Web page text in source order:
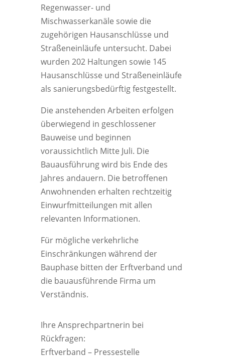
Regenwasser- und
Mischwasserkanäle sowie die
zugehörigen Hausanschlüsse und
Straßeneinläufe untersucht. Dabei
wurden 202 Haltungen sowie 145
Hausanschlüsse und Straßeneinläufe
als sanierungsbedürftig festgestellt.
Die anstehenden Arbeiten erfolgen
überwiegend in geschlossener
Bauweise und beginnen
voraussichtlich Mitte Juli. Die
Bauausführung wird bis Ende des
Jahres andauern. Die betroffenen
Anwohnenden erhalten rechtzeitig
Einwurfmitteilungen mit allen
relevanten Informationen.
Für mögliche verkehrliche
Einschränkungen während der
Bauphase bitten der Erftverband und
die bauausführende Firma um
Verständnis.
Ihre Ansprechpartnerin bei
Rückfragen:
Erftverband – Pressestelle